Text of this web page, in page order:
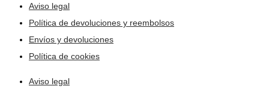
Aviso legal
Política de devoluciones y reembolsos
Envíos y devoluciones
Política de cookies
Aviso legal